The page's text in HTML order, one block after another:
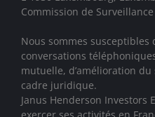
Commission de
Nous sommes susceptibles
conversations
mutuelle, d’amélioration
cadre juridique.
Janus Henderson Investors